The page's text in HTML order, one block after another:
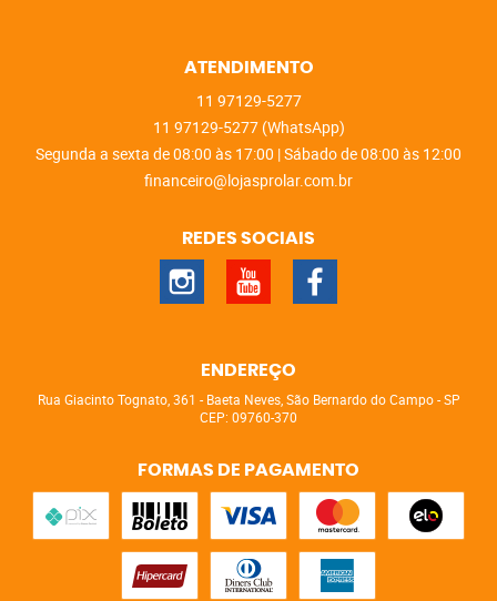
ATENDIMENTO
11 97129-5277
11 97129-5277 (WhatsApp)
Segunda a sexta de 08:00 às 17:00 | Sábado de 08:00 às 12:00
financeiro@lojasprolar.com.br
REDES SOCIAIS
ENDEREÇO
Rua Giacinto Tognato, 361 - Baeta Neves, São Bernardo do Campo-SP
CEP: 09760-370
FORMAS DE PAGAMENTO